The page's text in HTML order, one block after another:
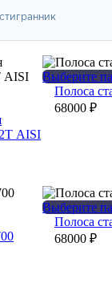
AISI
Выберите
Полоса
68000 ₽
Выберите
Полоса
68000 ₽